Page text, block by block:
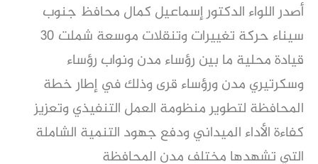
أصدر اللواء الدكتور إسماعيل كمال محافظ جنوب
سيناء حركة تغييرات وتنقلات موسعة شملت 30
قيادة محلية ما بين رؤساء مدن ونواب رؤساء
وسكرتيري مدن ورؤساء قرى وذلك في إطار خطة
المحافظة لتطوير منظومة العمل التنفيذي وتعزيز
كفاءة الأداء الميداني ودفع جهود التنمية الشاملة
التي تشهدها مختلف مدن المحافظة